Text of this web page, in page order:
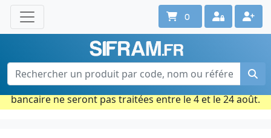
Une question ? Un conseil ?
Contactez-nous au 02 40 92 17 71
Ouvert du lun. au vend. de 08h à 18h
Période estivale : Les commandes prises par carte
bancaire ne seront pas traitées entre le 4 et le 24 août.
0